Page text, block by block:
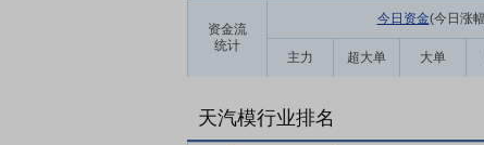
资金流
统计
今日资金(今日涨幅
主力 超大单 大单
天汽模行业排名